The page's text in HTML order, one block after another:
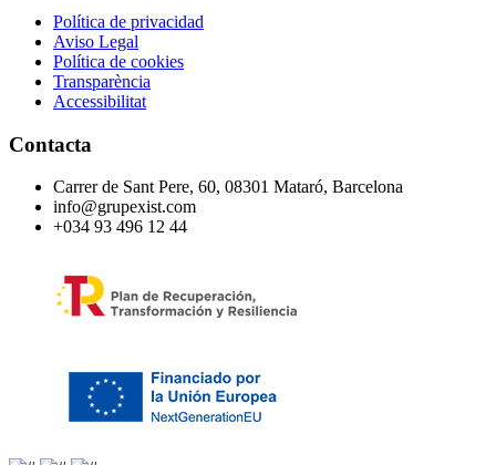
Política de privacidad
Aviso Legal
Política de cookies
Transparència
Accessibilitat
Contacta
Carrer de Sant Pere, 60, 08301 Mataró, Barcelona
info@grupexist.com
+034 93 496 12 44